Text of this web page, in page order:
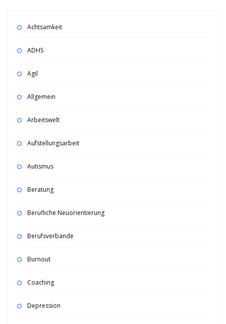
Achtsamkeit
ADHS
Agil
Allgemein
Arbeitswelt
Aufstellungsarbeit
Autismus
Beratung
Berufliche Neuorientierung
Berufsverbände
Burnout
Coaching
Depression